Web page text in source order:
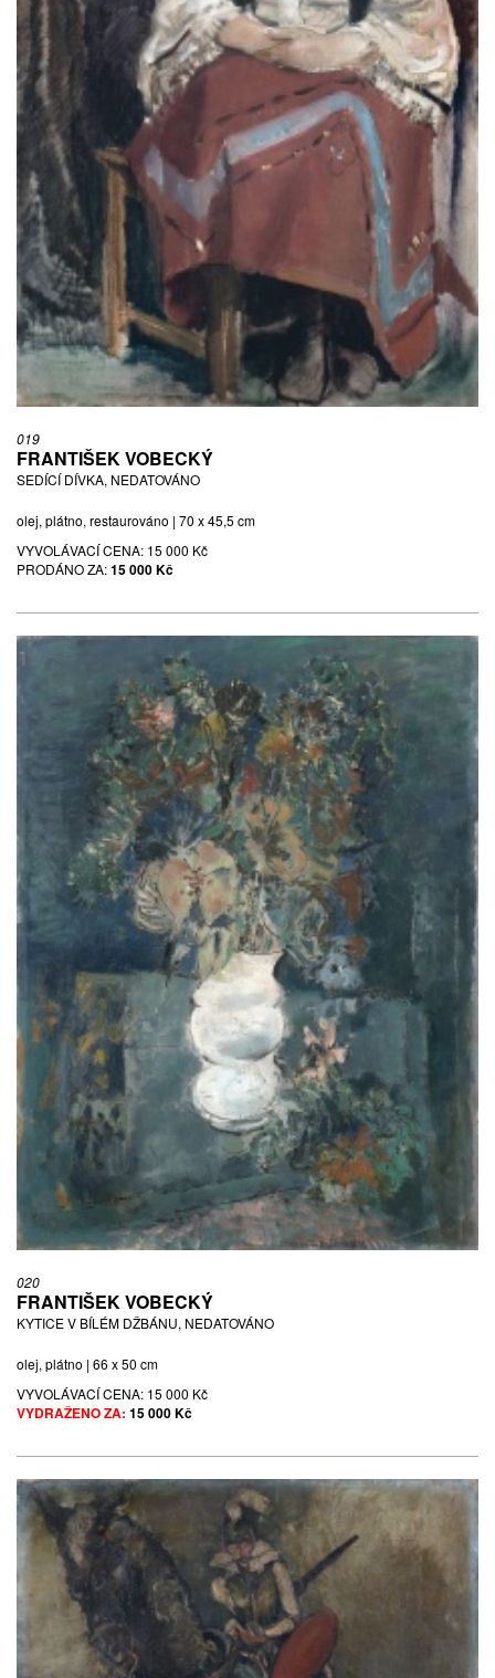
019
FRANTIŠEK VOBECKÝ
SEDÍCÍ DÍVKA, NEDATOVÁNO
olej, plátno, restaurováno | 70 x 45,5 cm
VYVOLÁVACÍ CENA: 15 000 Kč
PRODÁNO ZA:15 000 Kč
020
FRANTIŠEK VOBECKÝ
KYTICE V BÍLÉM DŽBÁNU, NEDATOVÁNO
olej, plátno | 66 x 50 cm
VYVOLÁVACÍ CENA: 15 000 Kč
VYDRAŽENO ZA: 15 000 Kč